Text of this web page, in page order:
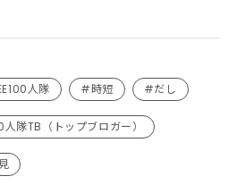
人隊 #時短 #だし
人隊TB（トップブロガー）